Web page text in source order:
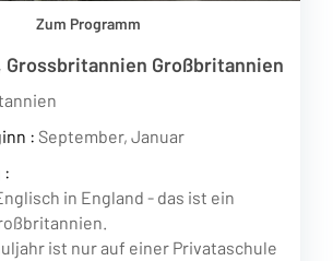
Zum Programm
Grossbritannien Großbritannien
: September, Januar
:
in England - das ist ein
ist nur auf einer Privataschule